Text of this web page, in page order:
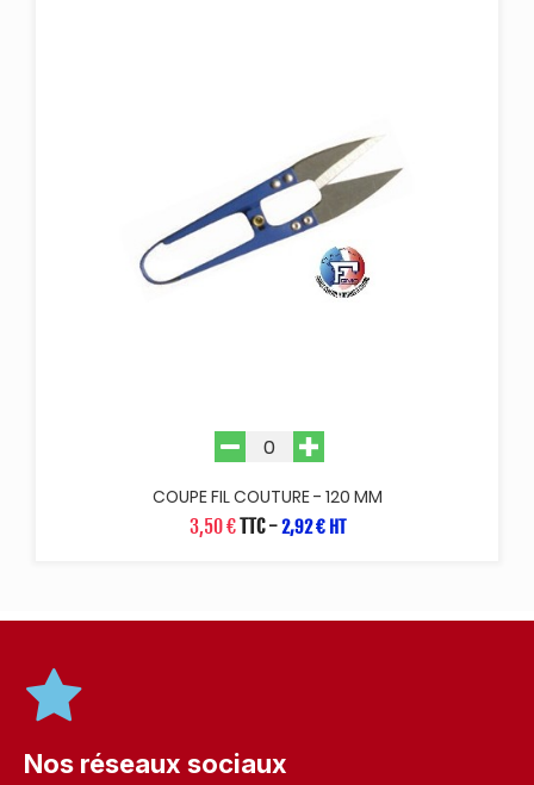
COUPE FIL COUTURE - 120 MM
3,50 €TTC-2,92 € HT
Nos réseaux sociaux